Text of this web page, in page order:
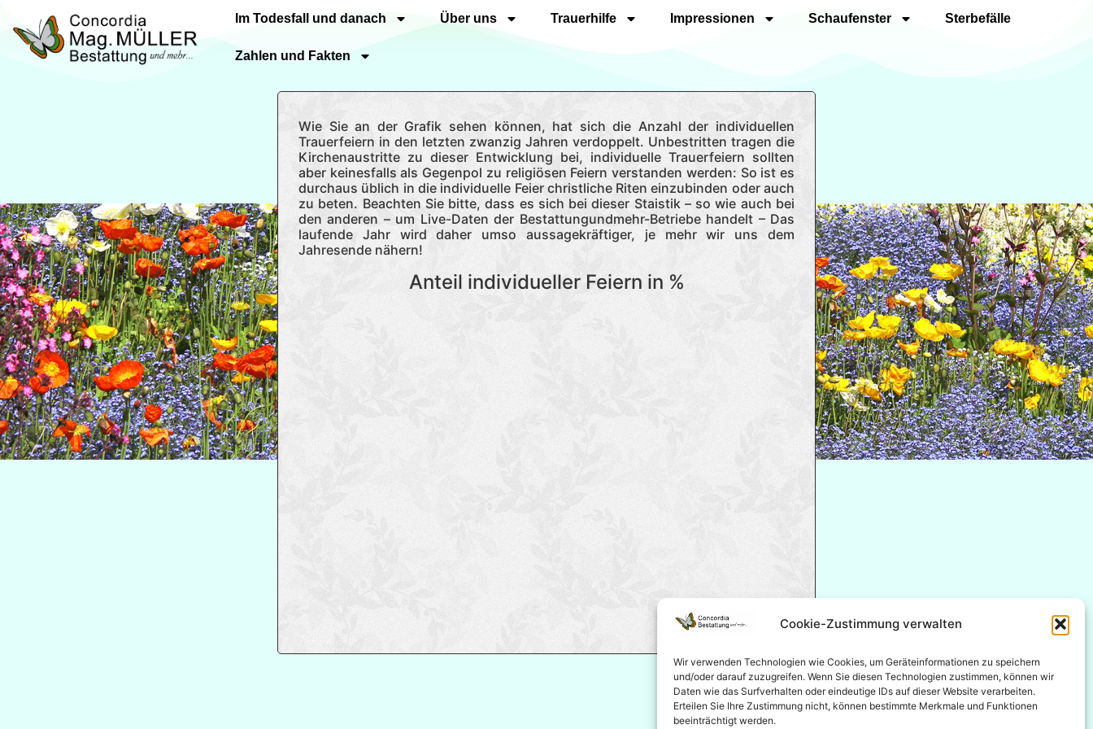
Cookie-Zustimmung verwalten
Wir verwenden Technologien wie Cookies, um Geräteinformationen zu speichern
und/oder darauf zuzugreifen. Wenn Sie diesen Technologien zustimmen, können wir
Daten wie das Surfverhalten oder eindeutige IDs auf dieser Website verarbeiten.
Erteilen Sie Ihre Zustimmung nicht, können bestimmte Merkmale und Funktionen
beeinträchtigt werden.
Im Todesfall und danach Über uns Trauerhilfe Impressionen Schaufenster Sterbefälle
Zahlen und Fakten
Wie Sie an der Grafik sehen können, hat sich die Anzahl der individuellen
Trauerfeiern in den letzten zwanzig Jahren verdoppelt. Unbestritten tragen die
Kirchenaustritte zu dieser Entwicklung bei, individuelle Trauerfeiern sollten
aber keinesfalls als Gegenpol zu religiösen Feiern verstanden werden: So ist es
durchaus üblich in die individuelle Feier christliche Riten einzubinden oder auch
zu beten. Beachten Sie bitte, dass es sich bei dieser Staistik – so wie auch bei
den anderen – um Live-Daten der Bestattungundmehr-Betriebe handelt – Das
laufende Jahr wird daher umso aussagekräftiger, je mehr wir uns dem
Jahresende nähern!
Anteil individueller Feiern in %